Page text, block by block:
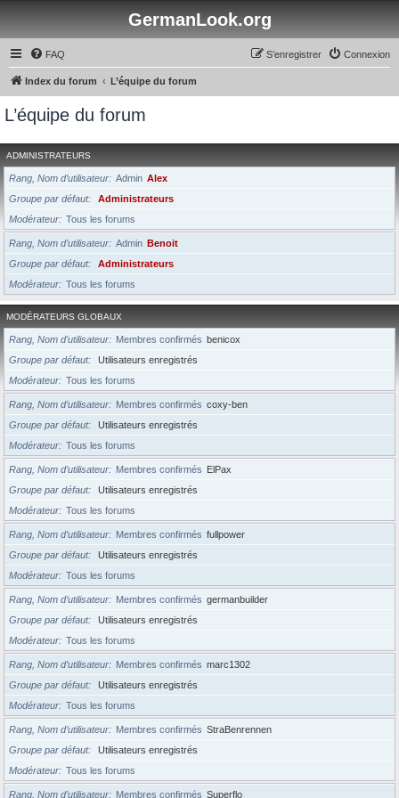
GermanLook.org
FAQ Connexion
S’enregistrer
Index du forum L’équipe du forum
L’équipe du forum
ADMINISTRATEURS
Rang, Nom d’utilisateur Admin Alex
Groupe par défaut
Administrateurs
Modérateur
Tous les forums
Rang, Nom d’utilisateur Admin Benoit
Groupe par défaut
Administrateurs
Modérateur
Tous les forums
MODÉRATEURS GLOBAUX
Rang, Nom d’utilisateur Membres confirmés benicox
Groupe par défaut
Utilisateurs enregistrés
Modérateur
Tous les forums
Rang, Nom d’utilisateur Membres confirmés coxy-ben
Groupe par défaut
Utilisateurs enregistrés
Modérateur
Tous les forums
Rang, Nom d’utilisateur Membres confirmés ElPax
Groupe par défaut
Utilisateurs enregistrés
Modérateur
Tous les forums
Rang, Nom d’utilisateur Membres confirmés fullpower
Groupe par défaut
Utilisateurs enregistrés
Modérateur
Tous les forums
Rang, Nom d’utilisateur Membres confirmés germanbuilder
Groupe par défaut
Utilisateurs enregistrés
Modérateur
Tous les forums
Rang, Nom d’utilisateur Membres confirmés marc1302
Groupe par défaut
Utilisateurs enregistrés
Modérateur
Tous les forums
Rang, Nom d’utilisateur Membres confirmés StraBenrennen
Groupe par défaut
Utilisateurs enregistrés
Modérateur
Tous les forums
Rang, Nom d’utilisateur Membres confirmés Superflo